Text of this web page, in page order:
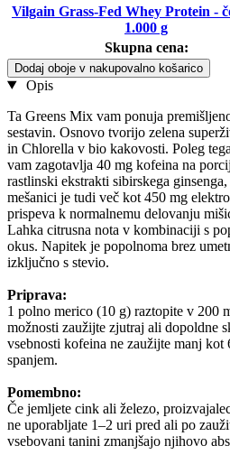
Vilgain Grass-Fed Whey Protein -
1.000 g
Skupna cena:
Dodaj oboje v nakupovalno košarico
Opis
Ta Greens Mix vam ponuja
sestavin. Osnovo tvorijo zelena
in Chlorella v bio kakovosti. Poleg
vam zagotavlja 40 mg kofeina na
rastlinski ekstrakti sibirskega
mešanici je tudi več kot 450 mg
prispeva k normalnemu delovanju
Lahka citrusna nota v kombinaciji s
okus. Napitek je popolnoma brez
izključno s stevio.
Priprava:
1 polno merico (10 g) raztopite v 200
možnosti zaužijte zjutraj ali dopoldne
vsebnosti kofeina ne zaužijte manj kot
spanjem.
Pomembno:
Če jemljete cink ali železo,
ne uporabljate 1–2 uri pred ali po
vsebovani tanini zmanjšajo njihovo